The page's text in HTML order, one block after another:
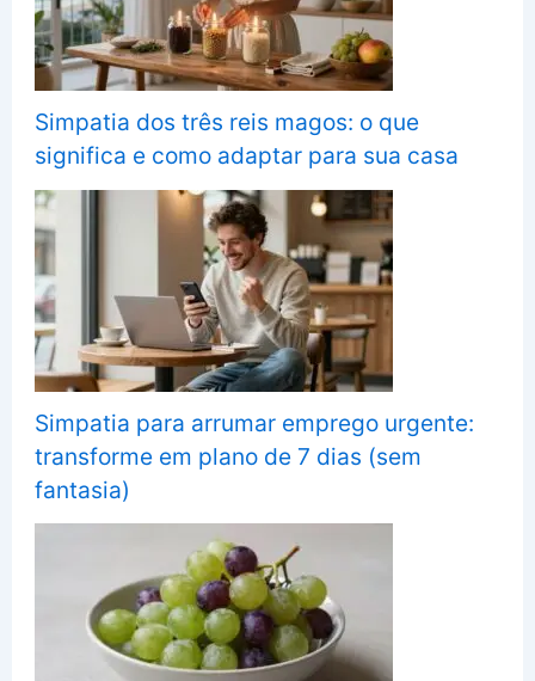
Simpatia dos três reis magos: o que
significa e como adaptar para sua casa
Simpatia para arrumar emprego urgente:
transforme em plano de 7 dias (sem
fantasia)